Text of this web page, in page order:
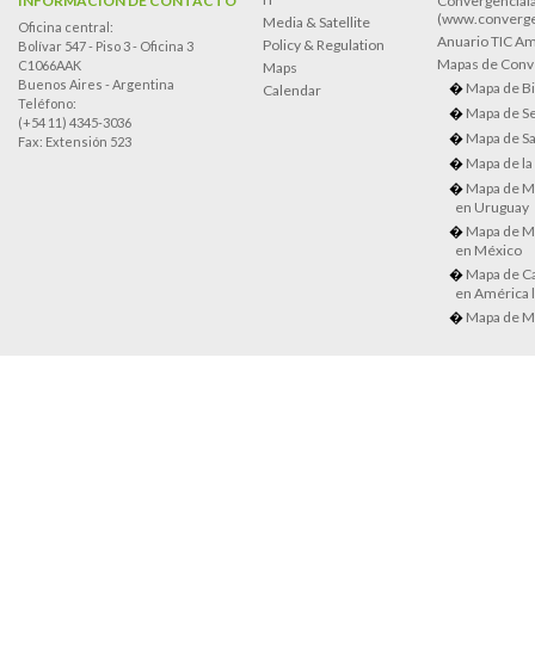
Oficina central:
Bolívar 547 - Piso 3 - Oficina 3
C1066AAK
Buenos Aires - Argentina
Teléfono:
(+54 11) 4345-3036
Fax: Extensión 523
Media & Satellite
Policy & Regulation
Maps
Calendar
Anuario TIC
Mapas de
Mapa de
Mapa de
Mapa de
Mapa de
Mapa de
en Uruguay
Mapa de
en México
Mapa de
en América
Mapa de